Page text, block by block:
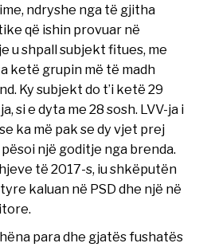
ndryshe nga të gjitha
që ishin provuar në
u shpall subjekt fitues, me
ketë grupin më të madh
Ky subjekt do t’i ketë 29
si e dyta me 28 sosh. LVV-ja i
ka më pak se dy vjet prej
një goditje nga brenda.
të 2017-s, iu shkëputën
kaluan në PSD dhe një në
para dhe gjatës fushatës